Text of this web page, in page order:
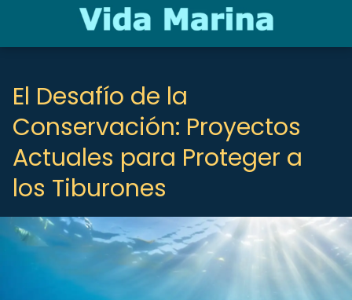
El Desafío de la
Conservación: Proyectos
Actuales para Proteger a
los Tiburones